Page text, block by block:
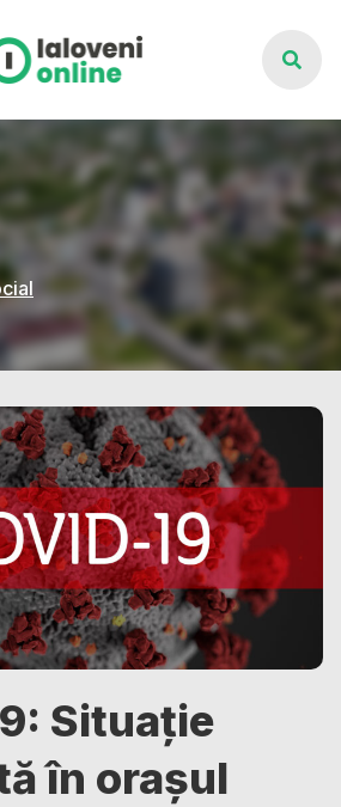
Situație
în orașul